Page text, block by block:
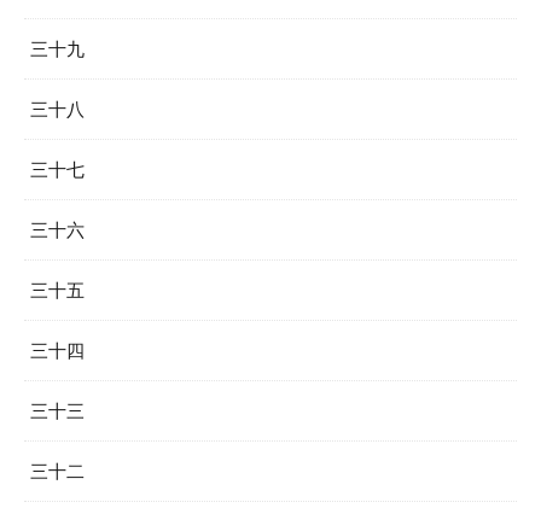
三十九
三十八
三十七
三十六
三十五
三十四
三十三
三十二